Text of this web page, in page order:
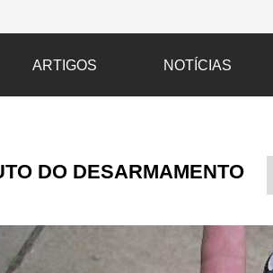
ARTIGOS NOTÍCIAS
DO DESARMAMENTO